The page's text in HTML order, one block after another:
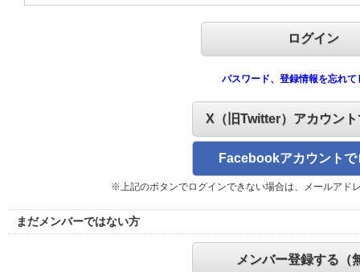
パスワード、登録情報を忘れて
X（旧Twitter）アカウン
Facebookアカウントで
※上記のボタンでログインできない場合は、メールアド
まだメンバーではない方
メンバー登録する（